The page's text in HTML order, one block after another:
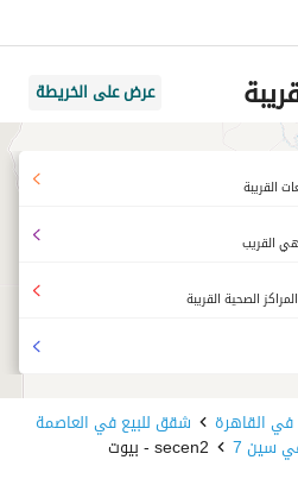
عرض على الخريطة
القريبة
القريب
الصحية القريبة
القاهرة شقق للبيع في العاصمة
سين 7 secen2 - بيوت